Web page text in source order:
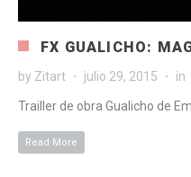
FX GUALICHO:
by Zitart julio 29, 2015 in
Trailler de obra Gualicho de
Read More